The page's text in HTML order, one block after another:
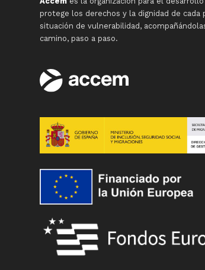
protege los derechos y la dignidad de cada
situación de vulnerabilidad,
camino, paso a paso.